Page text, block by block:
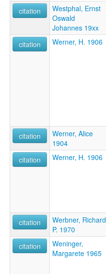
citation
Westphal, Ernst
Oswald
Johannes 19xx
citation Werner, H. 1906
citation
Werner, Alice
1904
citation
Werner, H. 1906
citation
Werbner, Richard
P. 1970
citation
Weninger,
Margarete 1965